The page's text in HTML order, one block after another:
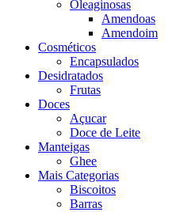
Oleaginosas
Amendoas
Amendoim
Cosméticos
Encapsulados
Desidratados
Frutas
Doces
Açucar
Doce de Leite
Manteigas
Ghee
Mais Categorias
Biscoitos
Barras